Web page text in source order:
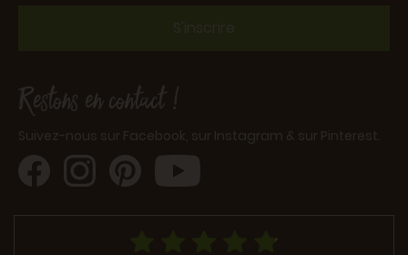
S'inscrire
Restons en contact !
Suivez-nous sur Facebook, sur Instagram & sur Pinterest.